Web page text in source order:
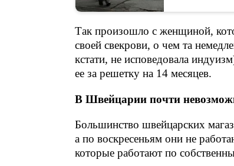
Так произошло с женщиной,
своей свекрови, о чем та
кстати, не исповедовала
ее за решетку на 14 месяцев.
В Швейцарии почти
Большинство швейцарских
а по воскресеньям они не
которые работают по